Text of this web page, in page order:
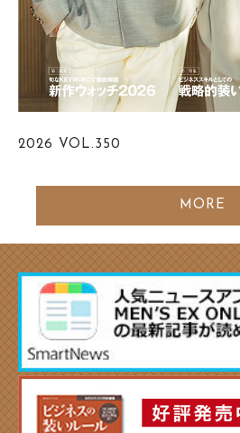
2026 VOL.350
MORE